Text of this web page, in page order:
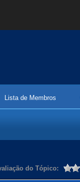
Lista de Membros
do Tópico: